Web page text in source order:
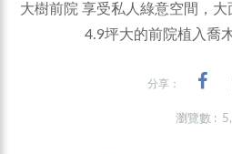
大樹前院 享受私人綠意空間，
4.9坪大的前院植入喬
分享：
瀏覽數 :